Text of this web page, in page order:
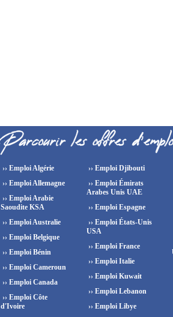
›› Emploi Algérie
›› Emploi Allemagne
›› Emploi Arabie
Saoudite KSA
›› Emploi Australie
›› Emploi Belgique
›› Emploi Bénin
›› Emploi Cameroun
›› Emploi Canada
›› Emploi Côte
d'Ivoire
›› Emploi Djibouti
›› Emploi Émirats
Arabes Unis UAE
›› Emploi Espagne
›› Emploi États-Unis
USA
›› Emploi France
›› Emploi Italie
›› Emploi Kuwait
›› Emploi Lebanon
›› Emploi Libye